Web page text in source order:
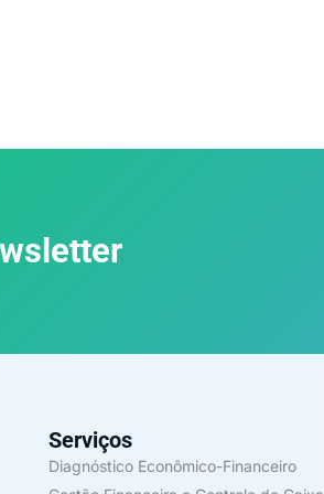
Serviços
Diagnóstico Econômico-Financeiro